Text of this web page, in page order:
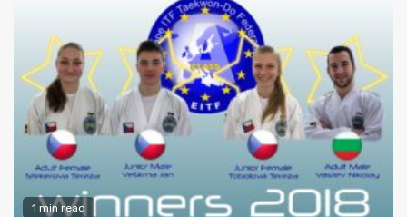
1 min read